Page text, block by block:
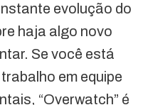
evolução do
haja algo novo
Se você está
em equipe
“Overwatch” é